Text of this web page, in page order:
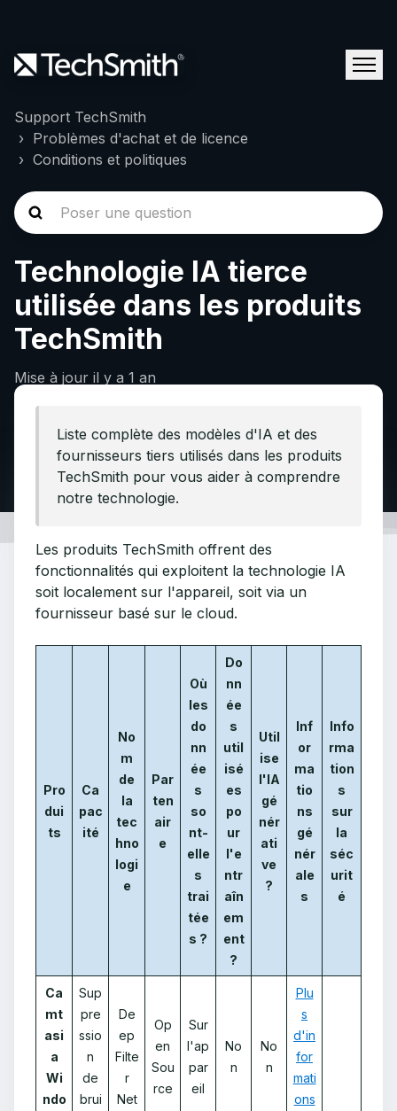
Support TechSmith
Problèmes d'achat et de licence
Conditions et politiques
Technologie IA tierce
utilisée dans les produits
TechSmith
Mise à jour il y a 1 an
Liste complète des modèles d'IA et des
fournisseurs tiers utilisés dans les produits
TechSmith pour vous aider à comprendre
notre technologie.
Les produits TechSmith offrent des
fonctionnalités qui exploitent la technologie IA
soit localement sur l'appareil, soit via un
fournisseur basé sur le cloud.
Pro
dui
ts
Ca
pac
ité
No
m
de
la
tec
hno
logi
e
Par
ten
air
e
Où
les
do
nn
ée
s
so
nt-
elle
s
trai
tée
s ?
Do
nn
ée
s
util
isé
es
po
ur
l'e
ntr
aîn
em
ent
?
Util
ise
l'IA
gé
nér
ati
ve
?
Inf
or
ma
tio
ns
gé
nér
ale
s
Info
rma
tion
s
sur
la
séc
urit
é
Ca
mt
asi
a
Wi
ndo
Sup
pre
ssio
n
de
brui
De
ep
Filte
r
Net
Op
en
Sou
rce
Sur
l'ap
par
eil
No
n
No
n
Plu
s
d'in
for
mati
ons